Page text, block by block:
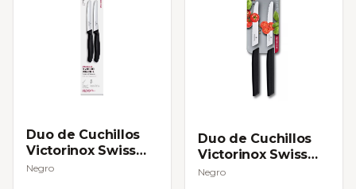
Duo de Cuchillos
Victorinox Swiss
Classic para
Negro
Duo de Cuchillos
Victorinox Swiss
Modern Para
Negro